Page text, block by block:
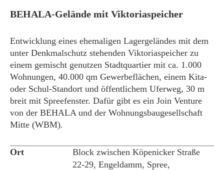
BEHALA-Gelände mit Viktoriaspeicher
Entwicklung eines ehemaligen Lagergeländes mit dem
unter Denkmalschutz stehenden Viktoriaspeicher zu
einem gemischt genutzen Stadtquartier mit ca. 1.000
Wohnungen, 40.000 qm Gewerbeflächen, einem Kita-
oder Schul-Standort und öffentlichem Uferweg, 30 m
breit mit Spreefenster. Dafür gibt es ein Join Venture
von der BEHALA und der Wohnungsbaugesellschaft
Mitte (WBM).
Ort
Block zwischen Köpenicker Straße
22-29, Engeldamm, Spree,